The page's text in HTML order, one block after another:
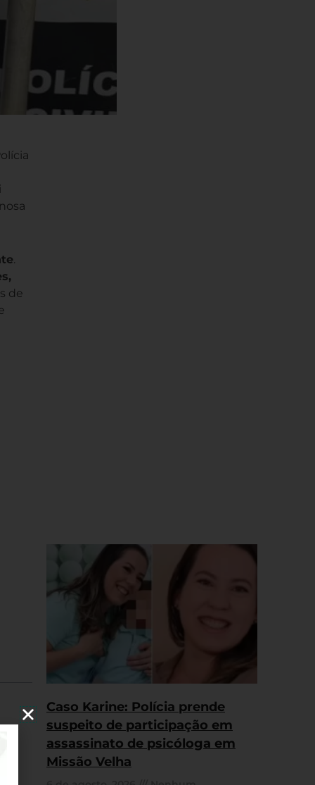
.
de
Caso Karine: Polícia prende
suspeito de participação em
assassinato de psicóloga em
Missão Velha